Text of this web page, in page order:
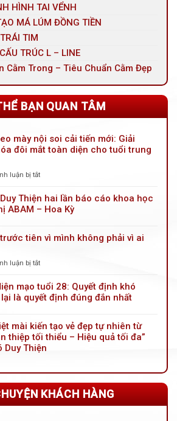
HÌNH TAI VỂNH
MÁ LÚM ĐỒNG TIỀN
TIM
TRÚC L – LINE
Cằm Trong – Tiêu Chuẩn Cằm Đẹp
BẠN QUAN TÂM
mày nội soi cải tiến mới: Giải
đôi mắt toàn diện cho tuổi trung
luận bị tắt
thuật
treo
soi
pháp
trẻ
mắt
toàn
diện
tuổi
trung
niên
Thiện hai lần báo cáo khoa học
ABAM – Hoa Kỳ
tiên vì mình không phải vì ai
luận bị tắt
mũi
trước
mình
không
phải
mạo tuổi 28: Quyết định khó
là quyết định đúng đắn nhất
mài kiến tạo vẻ đẹp tự nhiên từ
thiệp tối thiểu – Hiệu quả tối đa”
Duy Thiện
KHÁCH HÀNG